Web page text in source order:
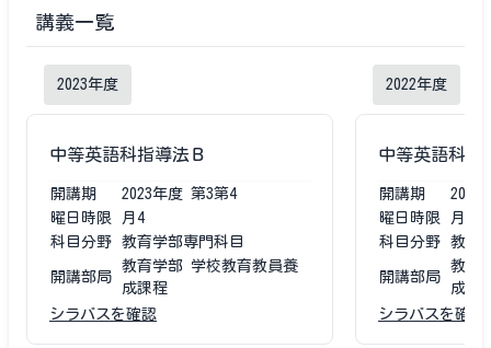
講義一覧
2023年度
中等英語科指導法Ｂ
開講期 2023年度 第3第4
曜日時限
月4
科目分野
教育学部専門科目
開講部局
教育学部 学校教育教員養
成課程
シラバスを確認
2022年度
中等英語科指
開講期 2022
曜日時限
月4
科目分野
教育
開講部局
教育
成課
シラバスを確認